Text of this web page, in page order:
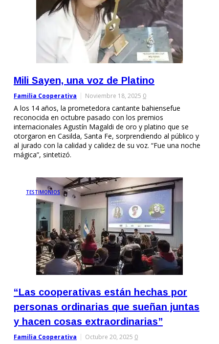
Mili Sayen, una voz de Platino
Familia Cooperativa Noviembre 18, 2025 0
A los 14 años, la prometedora cantante bahiensefue
reconocida en octubre pasado con los premios
internacionales Agustín Magaldi de oro y platino que se
otorgaron en Casilda, Santa Fe, sorprendiendo al público y
al jurado con la calidad y calidez de su voz. “Fue una noche
mágica”, sintetizó.
TESTIMONIOS
“Las cooperativas están hechas por
personas ordinarias que sueñan juntas
y hacen cosas extraordinarias”
Familia Cooperativa Octubre 20, 2025 0